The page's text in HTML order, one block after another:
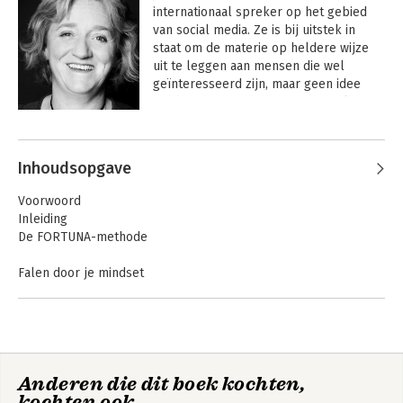
internationaal spreker op het gebied
van social media. Ze is bij uitstek in
staat om de materie op heldere wijze
uit te leggen aan mensen die wel
geïnteresseerd zijn, maar geen idee
Andere boeken door Jeanet
Bathoorn
De 11 beste online
De 11 beste online
Inhoudsopgave
Voorwoord
Inleiding
De FORTUNA-methode
Falen door je mindset
Tip 6. Ga voorbij aan de aantrekkingskracht van schaarste in
geld
Anderen die dit boek kochten,